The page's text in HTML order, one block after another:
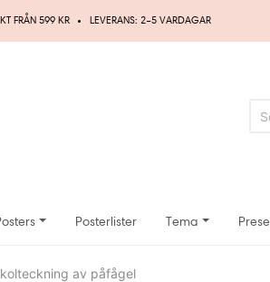
FRÅN 599 KR LEVERANS: 2–5 VARDAGAR
Posterlister Tema
av påfågel